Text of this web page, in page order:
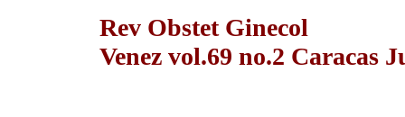
Rev Obstet Ginecol
Venez vol.69 no.2 Caracas